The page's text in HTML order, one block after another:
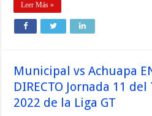
Leer Más »
Municipal vs Achuapa
DIRECTO Jornada 11
2022 de la Liga GT